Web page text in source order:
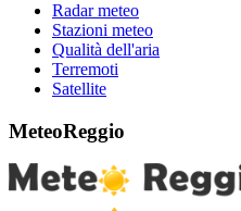
Radar meteo
Stazioni meteo
Qualità dell'aria
Terremoti
Satellite
MeteoReggio